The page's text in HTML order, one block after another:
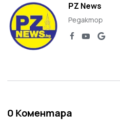
PZ News
Редактор
0 Коментара